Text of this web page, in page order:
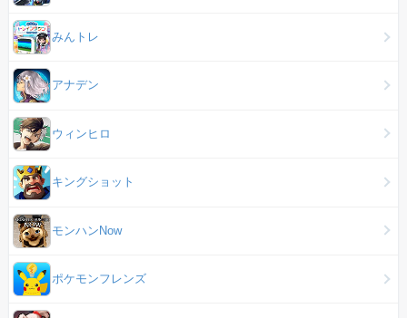
みんトレ
アナデン
ウィンヒロ
キングショット
モンハンNow
ポケモンフレンズ